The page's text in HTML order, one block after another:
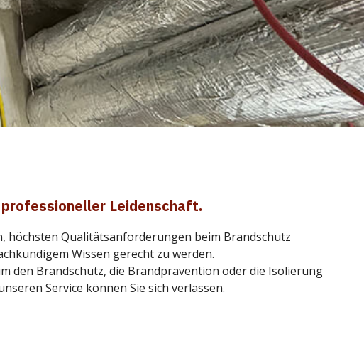
Leidenschaft.
höchsten Qualitätsanforderungen beim Brandschutz
Wissen gerecht zu werden.
den Brandschutz, die Brandprävention oder die Isolierung
Service können Sie sich verlassen.